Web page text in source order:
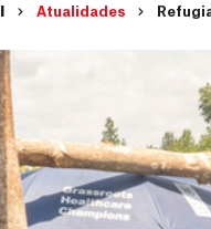
Atualidades